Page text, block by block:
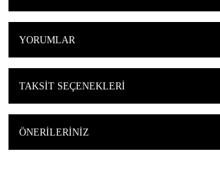
YORUMLAR
TAKSIT SEÇENEKLERI
ÖNERILERINIZ